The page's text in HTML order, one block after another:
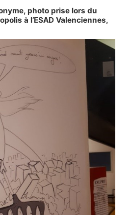
photo prise lors du
à l’ESAD Valenciennes,